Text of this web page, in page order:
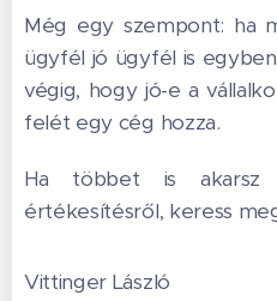
Még egy szempont: ha
ügyfél jó ügyfél is
végig, hogy jó-e a
felét egy cég hozza.
Ha többet is akarsz
értékesítésről, keress
Vittinger László